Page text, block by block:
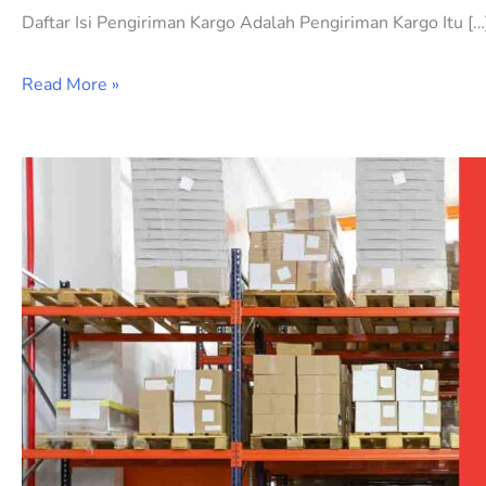
Daftar Isi Pengiriman Kargo Adalah Pengiriman Kargo Itu
Read More »
Apa
itu
Pengertian,
Fungsi,
dan
Peran
dalam
Rantai
Pasok